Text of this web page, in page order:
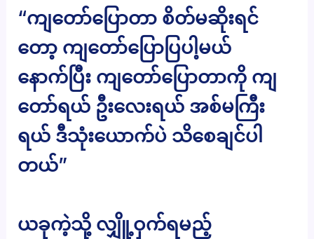
“ကျတော်ပြောတာ စိတ်မဆိုးရင်
တော့ ကျတော်ပြောပြပါ့မယ်
နောက်ပြီး ကျတော်ပြောတာကို ကျ
တော်ရယ် ဦးလေးရယ် အစ်မကြီး
ရယ် ဒီသုံးယောက်ပဲ သိစေချင်ပါ
တယ်”
ယခုကဲ့သို့ လျှိူ့ဝှက်ရမည့်